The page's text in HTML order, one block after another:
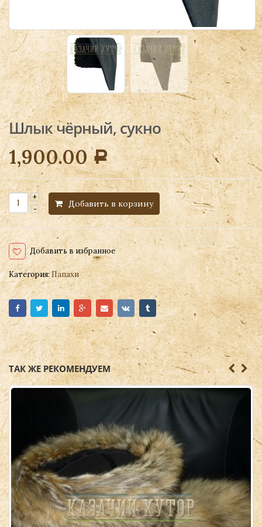
Шлык чёрный, сукно
1,900.00Р
Добавить в корзину
Добавить в избранное
Категория:Папахи
ТАК ЖЕ РЕКОМЕНДУЕМ